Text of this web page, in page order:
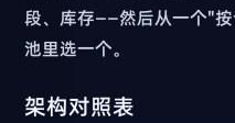
段、库存——然后从一个"
池里选一个。
架构对照表